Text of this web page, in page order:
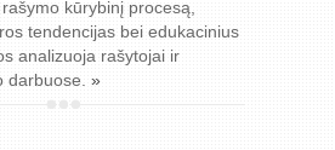
kūrybinį procesą,
tendencijas bei edukacinius
analizuoja rašytojai ir
darbuose. »